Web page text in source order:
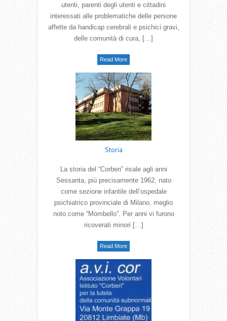
utenti, parenti degli utenti e cittadini
interessati alle problematiche delle persone
affette da handicap cerebrali e psichici gravi,
delle comunità di cura, […]
Read More
Storia
La storia del “Corberi” risale agli anni
Sessanta, più precisamente 1962, nato
come sezione infantile dell’ospedale
psichiatrico provinciale di Milano, meglio
noto come “Mombello”. Per anni vi furono
ricoverati minori […]
Read More